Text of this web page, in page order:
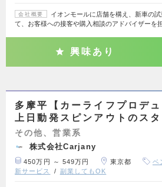
会社概要
イオンモールに店舗を構え、新車の
て、お客様への接客や購入相談のアドバイザーを
興味あり
多摩平【カーライフプロデ
上日動発スピンアウトのス
その他、営業系
株式会社Carjany
450万円 ～ 549万円 東京都 ベ
新サービス
副業してもOK